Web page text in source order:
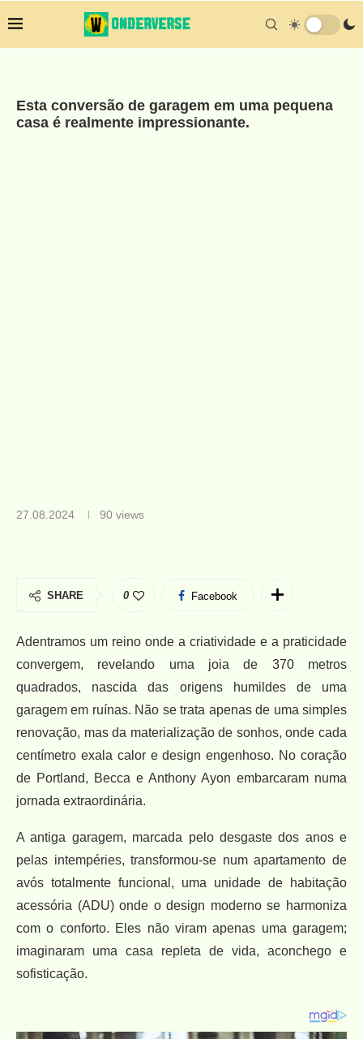
Esta conversão de garagem em uma pequena
casa é realmente impressionante.
27.08.2024 90 views
SHARE 0 Facebook
Adentramos um reino onde a criatividade e a praticidade
convergem, revelando uma joia de 370 metros
quadrados, nascida das origens humildes de uma
garagem em ruínas. Não se trata apenas de uma simples
renovação, mas da materialização de sonhos, onde cada
centímetro exala calor e design engenhoso. No coração
de Portland, Becca e Anthony Ayon embarcaram numa
jornada extraordinária.
A antiga garagem, marcada pelo desgaste dos anos e
pelas intempéries, transformou-se num apartamento de
avós totalmente funcional, uma unidade de habitação
acessória (ADU) onde o design moderno se harmoniza
com o conforto. Eles não viram apenas uma garagem;
imaginaram uma casa repleta de vida, aconchego e
sofisticação.